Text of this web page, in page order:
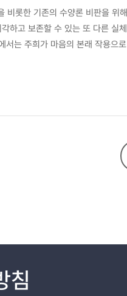
비롯한 기존의 수양론 비판을 위
하고 보존할 수 있는 또 다른
는 주희가 마음의 본래 작용으
침